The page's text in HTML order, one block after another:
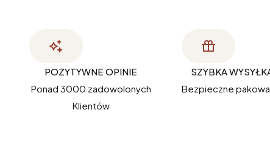
POZYTYWNE OPINIE
Ponad 3000 zadowolonych
Klientów
SZYBKA
Bezpieczne